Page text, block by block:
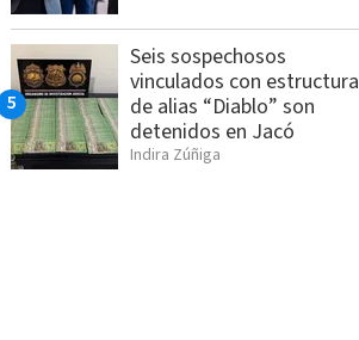
Seis sospechosos
vinculados con estructura
de alias “Diablo” son
detenidos en Jacó
Indira Zúñiga